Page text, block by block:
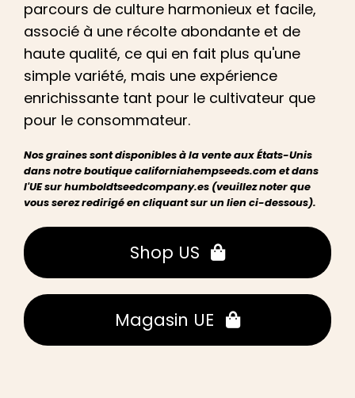
parcours de culture harmonieux et facile,
associé à une récolte abondante et de
haute qualité, ce qui en fait plus qu'une
simple variété, mais une expérience
enrichissante tant pour le cultivateur que
pour le consommateur.
Nos graines sont disponibles à la vente aux États-Unis
dans notre boutique californiahempseeds.com et dans
l'UE sur humboldtseedcompany.es (veuillez noter que
vous serez redirigé en cliquant sur un lien ci-dessous).
Shop US
Magasin UE